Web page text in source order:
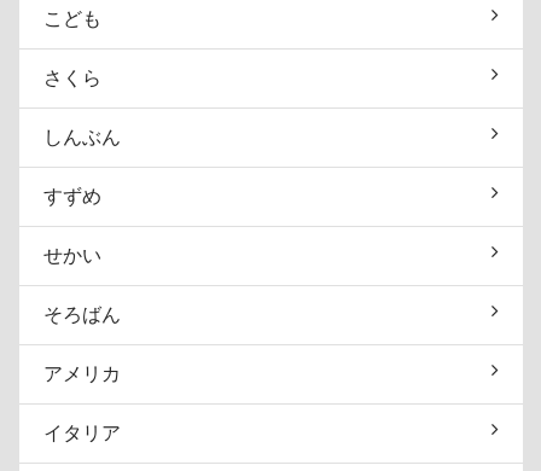
こども
さくら
しんぶん
すずめ
せかい
そろばん
アメリカ
イタリア